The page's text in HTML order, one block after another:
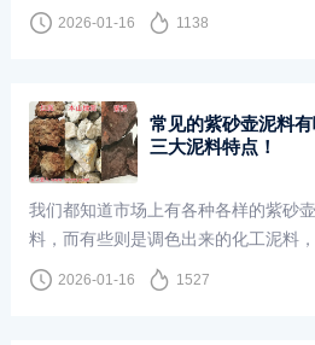
是三山齐平，但三山齐平真能判断紫
齐
2026-01-16 1138
常见的紫砂壶泥料
三大泥料特点！
我们都知道市场上有各种各样的紫砂
料，而有些则是调色出来的化工泥料
砂壶泥料有哪些，才能正确区分哪些
2026-01-16 1527